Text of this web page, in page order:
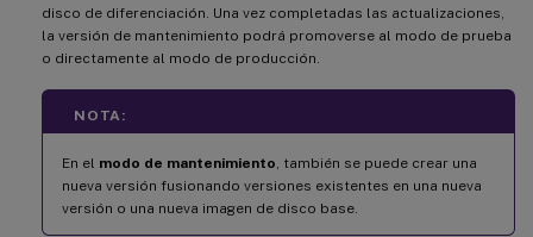
disco de diferenciación. Una vez completadas las actualizaciones,
la versión de mantenimiento podrá promoverse al modo de prueba
o directamente al modo de producción.
NOTA:
En el modo de mantenimiento , también se puede crear una
nueva versión fusionando versiones existentes en una nueva
versión o una nueva imagen de disco base.